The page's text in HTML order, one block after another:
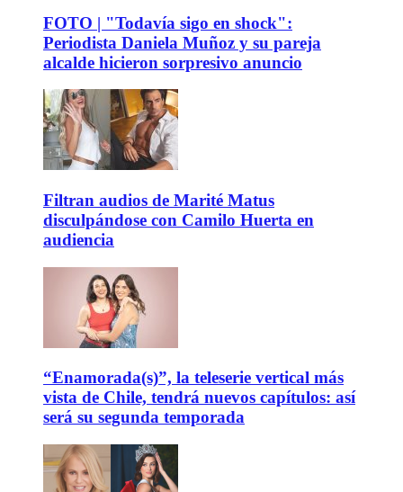
FOTO | "Todavía sigo en shock":
Periodista Daniela Muñoz y su pareja
alcalde hicieron sorpresivo anuncio
Filtran audios de Marité Matus
disculpándose con Camilo Huerta en
audiencia
“Enamorada(s)”, la teleserie vertical más
vista de Chile, tendrá nuevos capítulos: así
será su segunda temporada